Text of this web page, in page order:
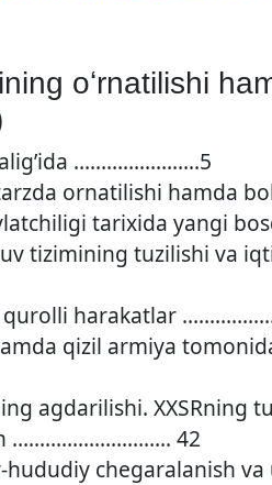
oʻrnatilishi
…………………..5
ornatilishi hamda
tarixida yangi
tizimining tuzilishi va
qurolli harakatlar
qizil armiya
agdarilishi.
……………………….. 42
hududiy chegaralanish